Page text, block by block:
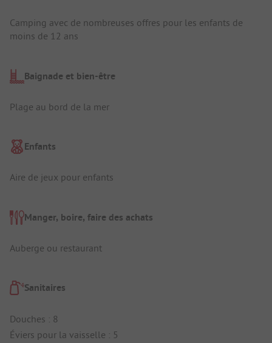
Camping avec de nombreuses offres pour les enfants de
moins de 12 ans
Baignade et bien-être
Plage au bord de la mer
Enfants
Aire de jeux pour enfants
Manger, boire, faire des achats
Auberge ou restaurant
Sanitaires
Douches : 8
Éviers pour la vaisselle : 5